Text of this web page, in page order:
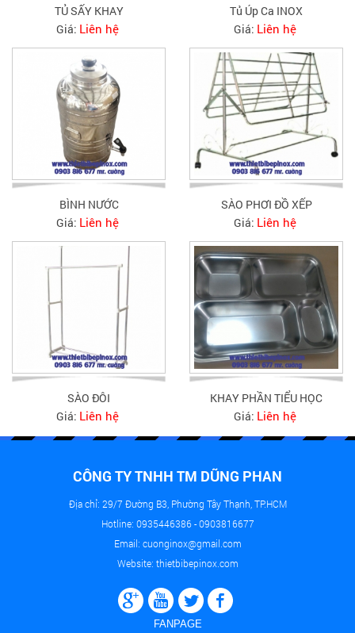
TỦ SẤY KHAY
Giá: Liên hệ
Tủ Úp Ca INOX
Giá: Liên hệ
BÌNH NƯỚC
Giá: Liên hệ
SÀO PHƠI ĐỒ XẾP
Giá: Liên hệ
SÀO ĐÔI
Giá: Liên hệ
KHAY PHẦN TIỂU HỌC
Giá: Liên hệ
CÔNG TY TNHH TM DŨNG PHAN
Địa chỉ: 29/7 Đường B3, Phường Tây Thạnh, TP.HCM
Hotline: 0935446386 - 0903816677
Email: cuonginox@gmail.com
Website: thietbibepinox.com
FANPAGE